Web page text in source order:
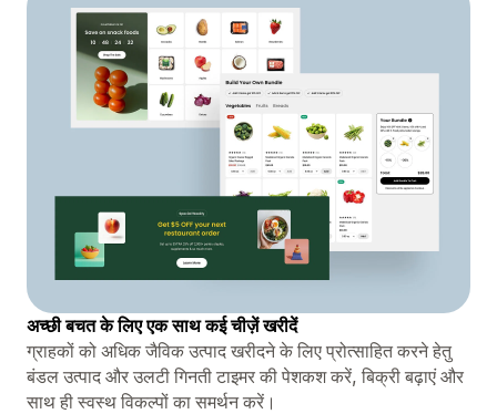
अच्छी बचत के लिए एक साथ कई चीज़ें खरीदें
ग्राहकों को अधिक जैविक उत्पाद खरीदने के लिए प्रोत्साहित करने हेतु
बंडल उत्पाद और उलटी गिनती टाइमर की पेशकश करें, बिक्री बढ़ाएं और
साथ ही स्वस्थ विकल्पों का समर्थन करें।